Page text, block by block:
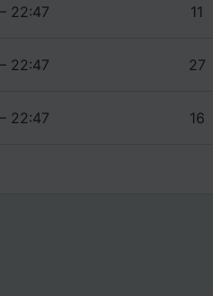
22:47 11
22:47 27
22:47 16